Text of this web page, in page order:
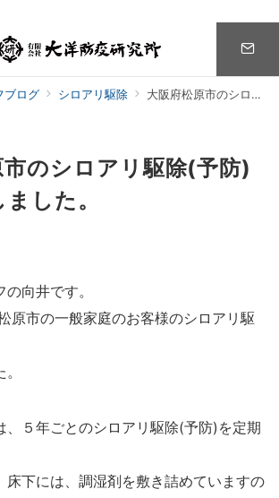
ブログ シロアリ駆除 大阪府松原市のシロアリ駆除(予防)にお伺いしました。
のシロアリ駆除(予防)
した。
向井です。
原市の一般家庭のお客様のシロアリ駆
、５年ごとのシロアリ駆除(予防)を定期
床下には、調湿剤を敷き詰めていますの